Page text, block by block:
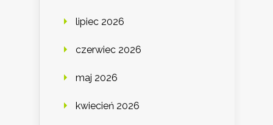
lipiec 2026
czerwiec 2026
maj 2026
kwiecień 2026